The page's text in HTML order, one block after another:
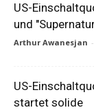
US-
und
Arthur Awanesjan -
US-
startet solide